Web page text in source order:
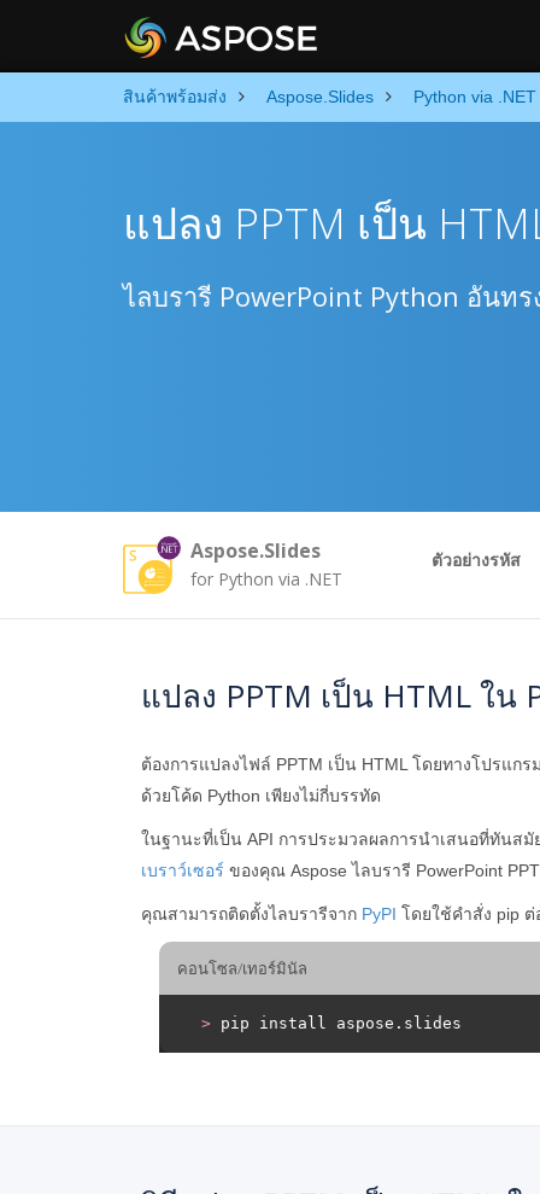
สินค้าพร้อมส่ง Aspose.Slides Python via .NET
แปลง PPTM เป็น
ไลบรารี PowerPoint Python อันท
Aspose.Slides
for Python via .NET
ตัวอย่างรหัส
แปลง PPTM เป็น HTML ใน
ต้องการแปลงไฟล์ PPTM เป็น HTML โดยทางโปรแกร
ด้วยโค้ด Python เพียงไม่กี่บรรทัด
ในฐานะที่เป็น API การประมวลผลการนำเสนอที่ทันสมั
เบราว์เซอร์ ของคุณ Aspose ไลบรารี PowerPoint
คุณสามารถติดตั้งไลบรารีจาก PyPI โดยใช้คำสั่ง pip ต่
คอนโซล/เทอร์มินัล
> pip install aspose.slides